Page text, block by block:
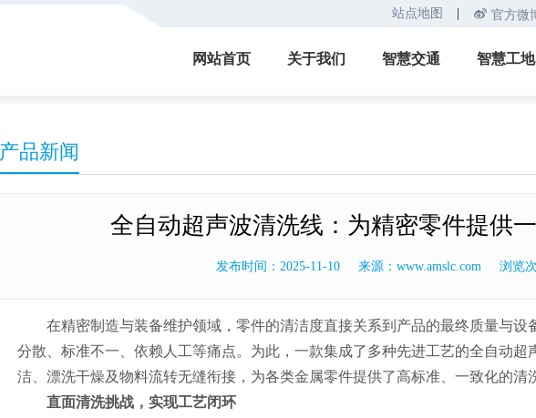
网站首页 关于我们 智慧交通 智慧工地
智慧安全
智慧环保
站点地图  官方微
产品新闻
全自动超声波清洗线：为精密零件提供
发布时间：2025-11-10 来源：www.amslc.com 浏览
在精密制造与装备维护领域，零件的清洁度直接关系到产品的最终质量与设
分散、标准不一、依赖人工等痛点。为此，一款集成了多种先进工艺的全自动
洁、漂洗干燥及物料流转无缝衔接，为各类金属零件提供了高标准、一致化的清
直面清洗挑战，实现工艺闭环